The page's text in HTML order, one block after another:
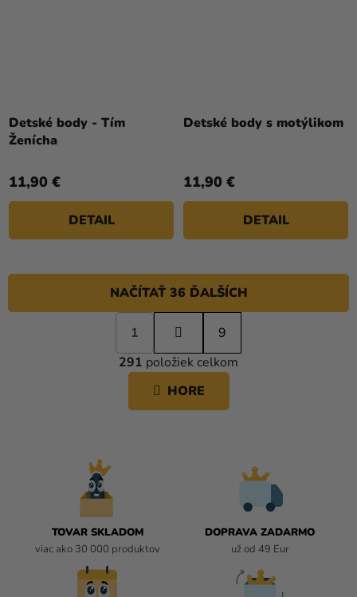
Detské body - Tím
Ženícha
11,90 €
DETAIL
Detské body s motýlikom
11,90 €
DETAIL
O
V
L
Á
NAČÍTAŤ 36 ĎALŠÍCH
S
t
r
á
k
o
1
9
291 položiek celkom
HORE
TOVAR SKLADOM
viac ako 30 000 produktov
DOPRAVA ZADARMO
už od 49 Eur